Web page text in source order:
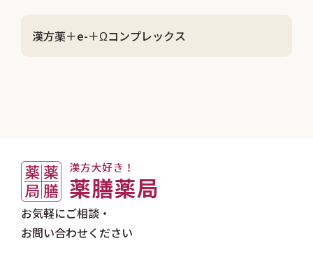
漢方薬＋e-＋Ωコンプレックス
お気軽にご相談・
お問い合わせください